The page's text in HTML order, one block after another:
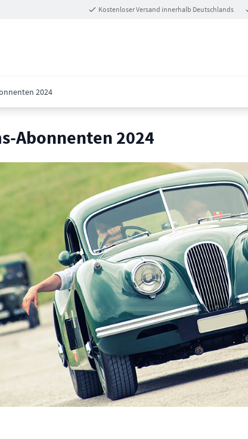
Kostenloser Versand innerhalb Deutschlands
2024
Abonnenten 2024